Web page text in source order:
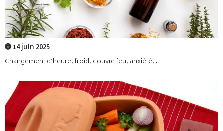
14 juin 2025
Changement d’heure, froid, couvre feu, anxiété,...